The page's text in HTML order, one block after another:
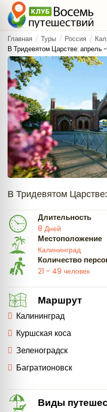
Главная Туры Россия
В Тридевятом Царстве: апрель
В Тридевятом
Длительность
8 Дней
Местоположение
Калининград
Количество
21 - 49 человек
Маршрут
Калининград
Куршская коса
Зеленоградск
Багратионовск
Виды